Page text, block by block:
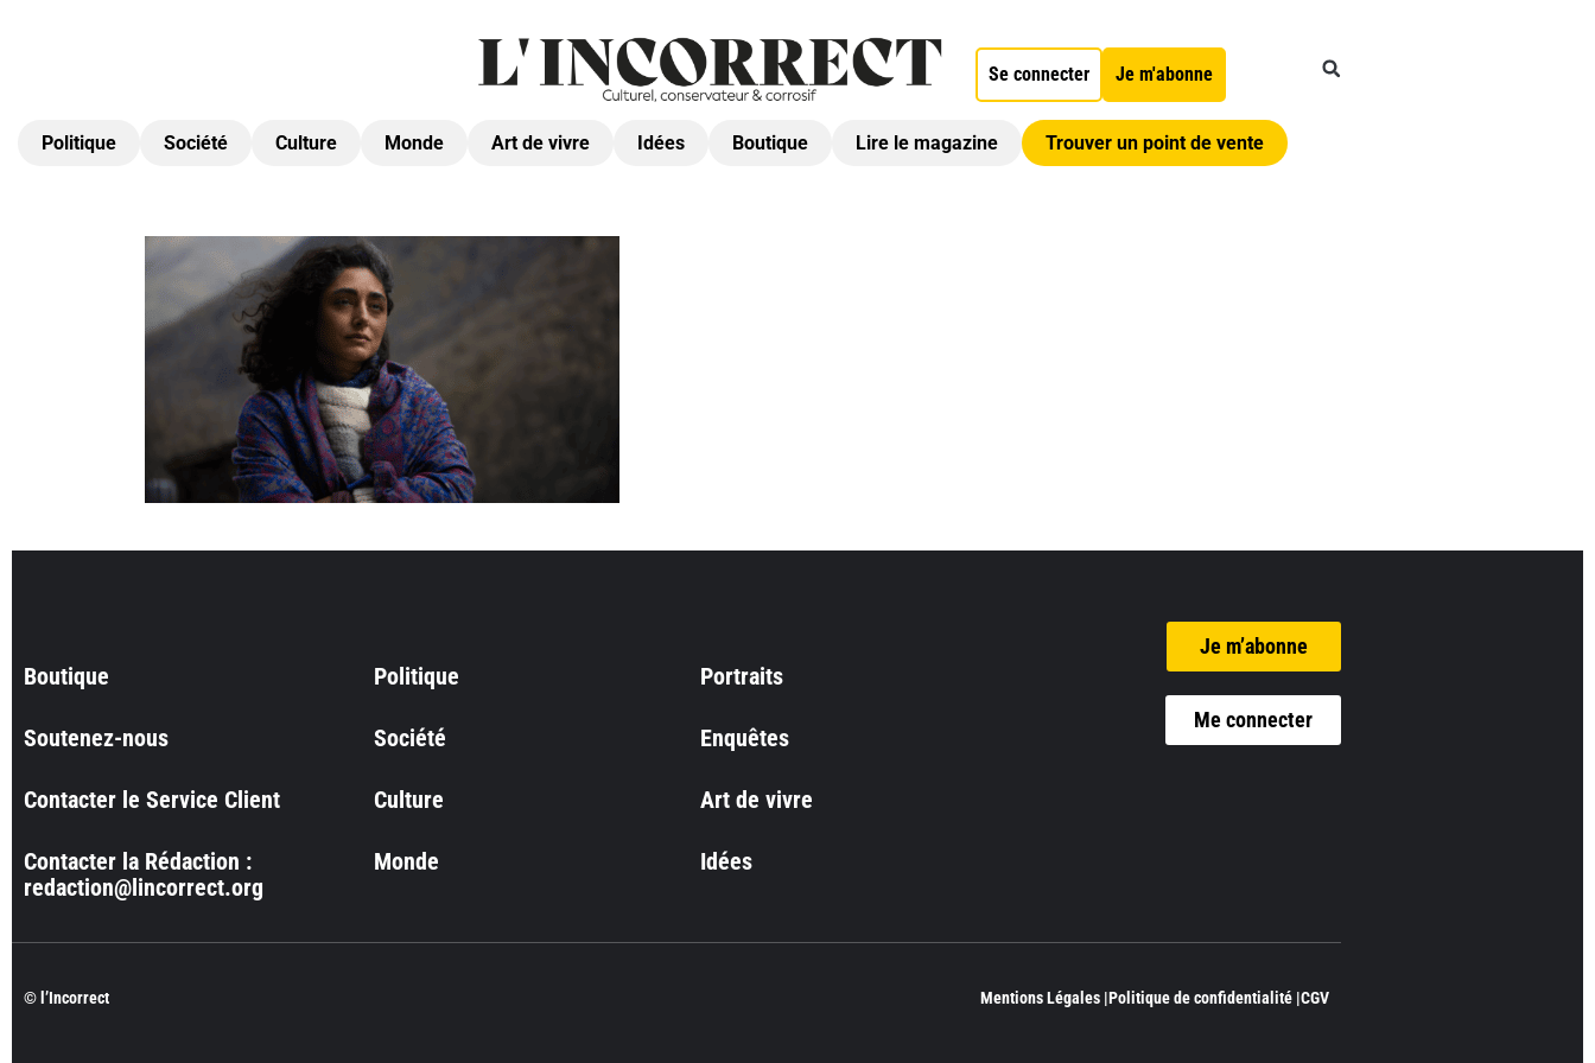
Se connecter Je m'abonne
Politique Société Culture Monde Art de vivre Idées Boutique Lire le magazine Trouver un point de vente
Boutique
Soutenez-nous
Contacter le Service Client
Contacter la Rédaction :
redaction@lincorrect.org
Politique
Société
Culture
Monde
Portraits
Enquêtes
Art de vivre
Idées
Je m’abonne
Me connecter
© l’Incorrect Mentions Légales |Politique de confidentialité |CGV